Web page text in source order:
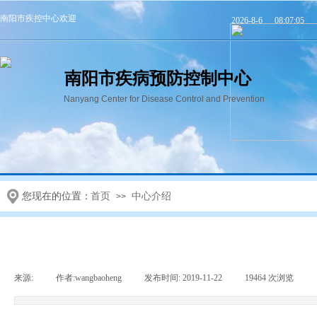
南阳市疾病预防控制中心
2026-8-6 08:07:06
Nanyang Center for Disease Control and Prevention
南阳市疾控中心欢迎
您现在的位置：首页 >> 中心介绍
来源: 作者:wangbaoheng 发布时间: 2019-11-22 19464 次浏览